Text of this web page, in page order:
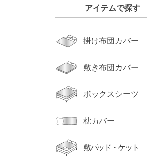
アイテムで探す
掛け布団カバー
敷き布団カバー
ボックスシーツ
枕カバー
敷パッド・ケット